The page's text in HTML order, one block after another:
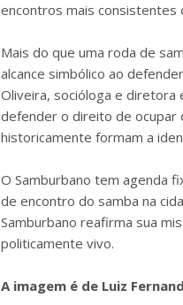
encontros mais consistentes
Mais do que uma roda de
alcance simbólico ao
Oliveira, socióloga e diretora
defender o direito de ocupar
historicamente formam a
O Samburbano tem agenda
de encontro do samba na
Samburbano reafirma sua
politicamente vivo.
A imagem é de Luiz